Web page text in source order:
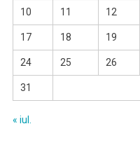
10 11 12
17 18 19
24 25 26
31
« iul.